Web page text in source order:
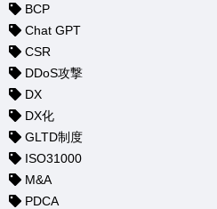
BCP
Chat GPT
CSR
DDoS攻撃
DX
DX化
GLTD制度
ISO31000
M&A
PDCA